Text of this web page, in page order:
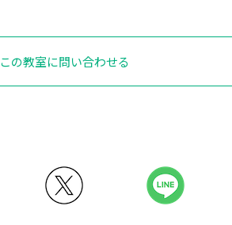
この教室に問い合わせる